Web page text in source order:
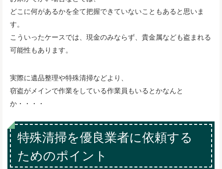
どこに何があるかを全て把握できていないこともあると思いま
す。
こういったケースでは、現金のみならず、貴金属なども盗まれる
可能性もあります。
実際に遺品整理や特殊清掃などより、
窃盗がメインで作業をしている作業員もいるとかなんと
か・・・・
特殊清掃を優良業者に依頼する
ためのポイント